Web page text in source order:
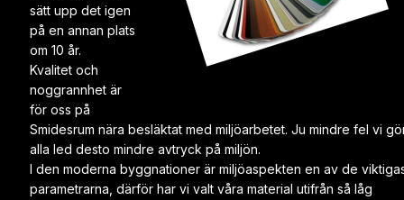
sätt upp det igen
på en annan plats
om 10 år.
Kvalitet och
noggrannhet är
för oss på
Smidesrum nära besläktat med miljöarbetet. Ju mindre fel vi
alla led desto mindre avtryck på miljön.
I den moderna byggnationer är miljöaspekten en av de
parametrarna, därför har vi valt våra material utifrån så låg